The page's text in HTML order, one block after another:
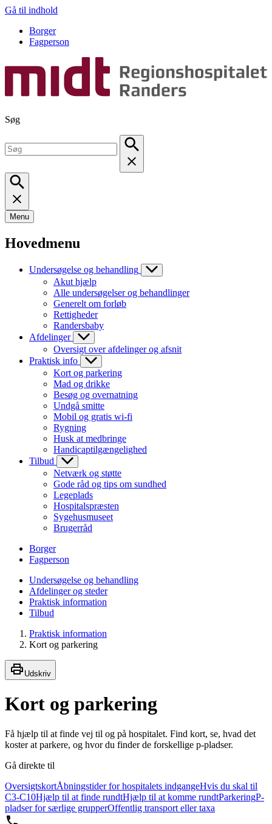
Gå til indhold
Borger
Fagperson
Søg
Menu
Hovedmenu
Undersøgelse og behandling
Akut hjælp
Alle undersøgelser og behandlinger
Generelt om forløb
Rettigheder
Randersbaby
Afdelinger
Oversigt over afdelinger og afsnit
Praktisk info
Kort og parkering
Mad og drikke
Besøg og overnatning
Undgå smitte
Mobil og gratis wi-fi
Rygning
Husk at medbringe
Handicaptilgængelighed
Tilbud
Netværk og støtte
Gode råd og tips om sundhed
Legeplads
Hospitalspræsten
Sygehusmuseet
Brugerråd
Borger
Fagperson
Undersøgelse og behandling
Afdelinger og steder
Praktisk information
Tilbud
Praktisk information
Kort og parkering
Udskriv
Kort og parkering
Få hjælp til at finde vej til og på hospitalet. Find kort, se, hvad det
koster at parkere, og hvor du finder de forskellige p-pladser.
Gå direkte til
OversigtskortÅbningstider for hospitalets indgangeHvis du skal til
C3-C10Hjælp til at finde rundtHjælp til at komme rundtParkeringP-
pladser for særlige grupperOffentlig transport eller taxa